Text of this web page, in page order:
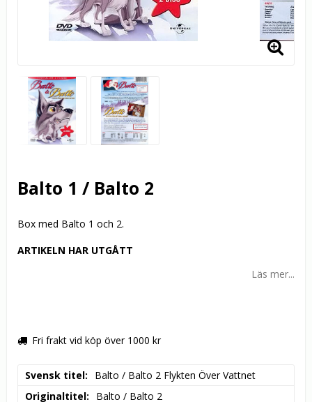
Balto 1 / Balto 2
Box med Balto 1 och 2.
ARTIKELN HAR UTGÅTT
Läs mer...
Fri frakt vid köp över 1000 kr
Svensk titel
Balto / Balto 2 Flykten Över Vattnet
Originaltitel
Balto / Balto 2